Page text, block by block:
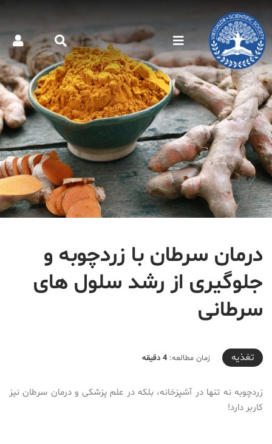
درمان سرطان با زردچوبه و
جلوگیری از رشد سلول های
سرطانی
2019-06-25T17:17:16+04:30
تغذیه زمان مطالعه: 4 دقیقه
زردچوبه نه تنها در آشپزخانه، بلکه در علم پزشکی و درمان سرطان نیز
کاربر دارد!